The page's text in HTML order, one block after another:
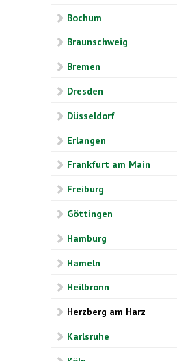
Bochum
Braunschweig
Bremen
Dresden
Düsseldorf
Erlangen
Frankfurt am Main
Freiburg
Göttingen
Hamburg
Hameln
Heilbronn
Herzberg am Harz
Karlsruhe